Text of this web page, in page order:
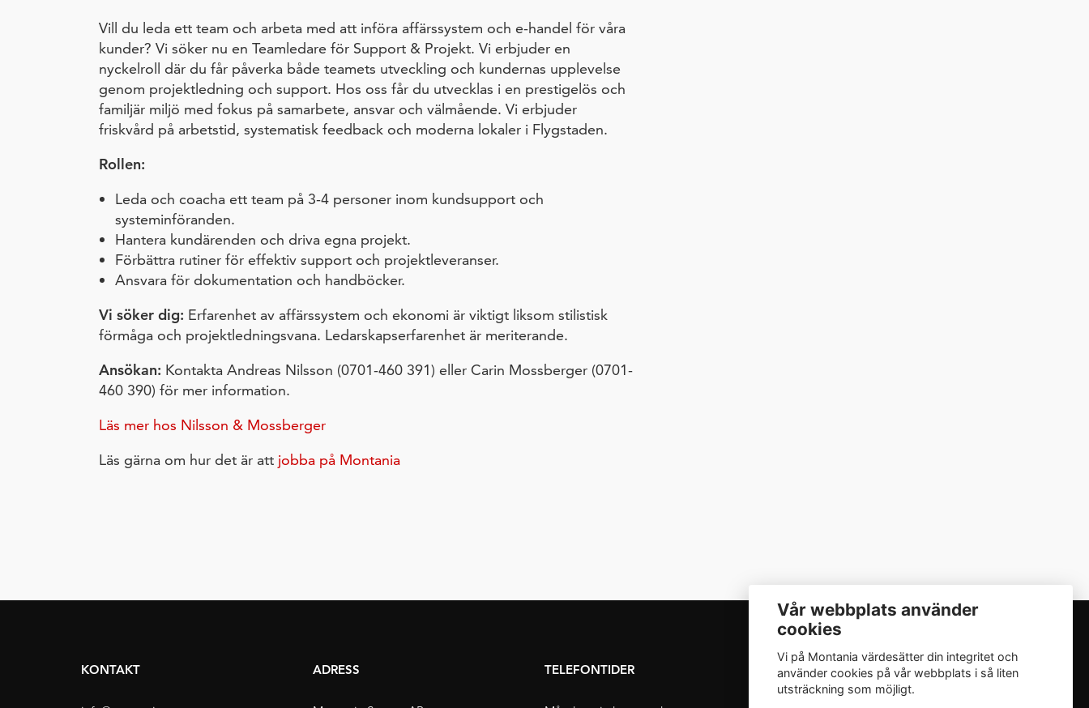
Vill du leda ett team och arbeta med att införa affärssystem och e-handel för våra
kunder? Vi söker nu en Teamledare för Support & Projekt. Vi erbjuder en
nyckelroll där du får påverka både teamets utveckling och kundernas upplevelse
genom projektledning och support. Hos oss får du utvecklas i en prestigelös och
familjär miljö med fokus på samarbete, ansvar och välmående. Vi erbjuder
friskvård på arbetstid, systematisk feedback och moderna lokaler i Flygstaden.
Rollen:
Leda och coacha ett team på 3-4 personer inom kundsupport och
systeminföranden.
Hantera kundärenden och driva egna projekt.
Förbättra rutiner för effektiv support och projektleveranser.
Ansvara för dokumentation och handböcker.
Vi söker dig: Erfarenhet av affärssystem och ekonomi är viktigt liksom stilistisk
förmåga och projektledningsvana. Ledarskapserfarenhet är meriterande.
Ansökan: Kontakta Andreas Nilsson (0701-460 391) eller Carin Mossberger (0701-
460 390) för mer information.
Läs mer hos Nilsson & Mossberger
Läs gärna om hur det är att jobba på Montania
KONTAKT ADRESS TELEFONTIDER INTEGRITET
Vår webbplats använder
cookies
Vi på Montania värdesätter din integritet och
använder cookies på vår webbplats i så liten
utsträckning som möjligt.